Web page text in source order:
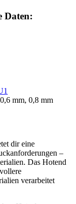
Daten:
mm, 0,8 mm
dir eine
–
Das Hotend
verarbeitet